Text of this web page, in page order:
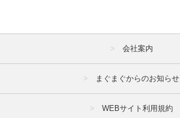
会社案内
まぐまぐからのお知らせ
WEBサイト利用規約